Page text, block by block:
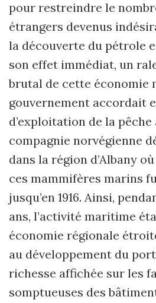
pour restreindre le
étrangers devenus
la découverte du pétrole
son effet immédiat, un
brutal de cette économie
gouvernement accordait
d’exploitation de la pêche
compagnie norvégienne
dans la région d’Albany
ces mammifères marins
jusqu’en 1916. Ainsi,
ans, l’activité maritime
économie régionale
au développement du port
richesse affichée sur les
somptueuses des